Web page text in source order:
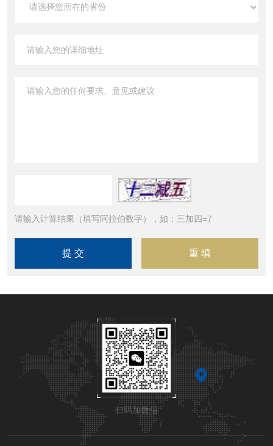
请输入计算结果（填写阿拉伯数字），如：三加四=7
扫码加微信